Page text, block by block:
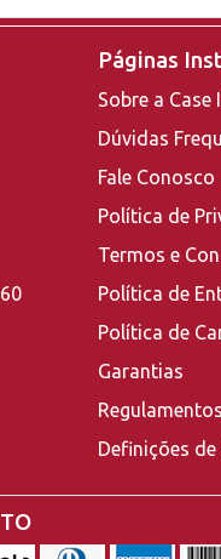
Páginas
Sobre a Case
Dúvidas
Fale Conosco
Política de
Termos e
Política de
Política de
Garantias
Definições de